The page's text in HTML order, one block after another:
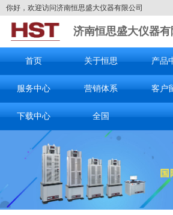
你好，欢迎访问济南恒思盛大仪器有限公司
济南恒思盛大仪器有
首页 关于恒思 产品
服务中心 营销体系 客户
下载中心 全国